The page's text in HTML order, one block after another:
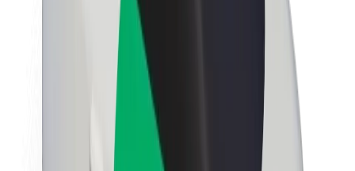
Boltist lähemalt
Bolt ja kestlikkus
Nullprojekt
Kaubamärgi suunised